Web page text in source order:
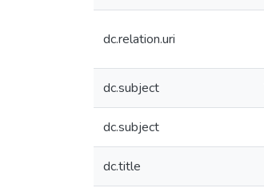
dc.relation.uri
dc.subject
dc.subject
dc.title